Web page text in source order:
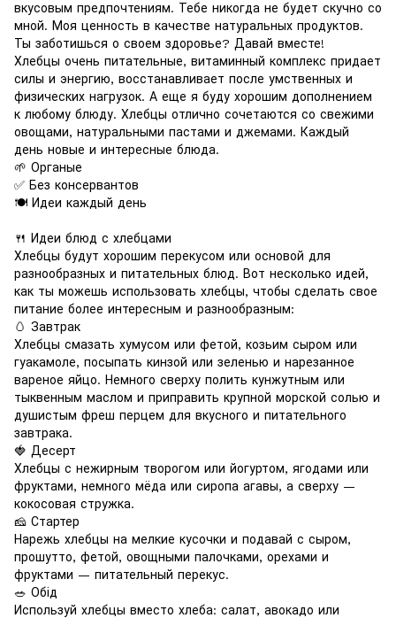
вкусовым предпочтениям. Тебе никогда не будет скучно со
мной. Моя ценность в качестве натуральных продуктов.
Ты заботишься о своем здоровье? Давай вместе!
Хлебцы очень питательные, витаминный комплекс придает
силы и энергию, восстанавливает после умственных и
физических нагрузок. А еще я буду хорошим дополнением
к любому блюду. Хлебцы отлично сочетаются со свежими
овощами, натуральными пастами и джемами. Каждый
день новые и интересные блюда.
🌱 Органые
✅ Без консервантов
🍽️ Идеи каждый день
🍴 Идеи блюд с хлебцами
Хлебцы будут хорошим перекусом или основой для
разнообразных и питательных блюд. Вот несколько идей,
как ты можешь использовать хлебцы, чтобы сделать свое
питание более интересным и разнообразным:
🥚 Завтрак
Хлебцы смазать хумусом или фетой, козьим сыром или
гуакамоле, посыпать кинзой или зеленью и нарезанное
вареное яйцо. Немного сверху полить кунжутным или
тыквенным маслом и приправить крупной морской солью и
душистым фреш перцем для вкусного и питательного
завтрака.
🍓 Десерт
Хлебцы с нежирным творогом или йогуртом, ягодами или
фруктами, немного мёда или сиропа агавы, а сверху —
кокосовая стружка.
🧀 Стартер
Нарежь хлебцы на мелкие кусочки и подавай с сыром,
прошутто, фетой, овощными палочками, орехами и
фруктами — питательный перекус.
🥗 Обід
Используй хлебцы вместо хлеба: салат, авокадо или